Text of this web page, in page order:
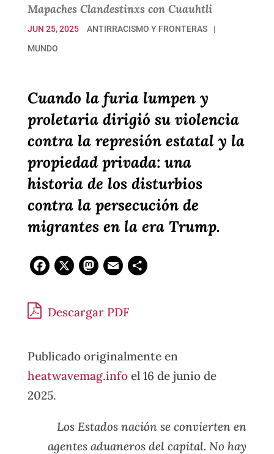
Mapaches Clandestinxs con Cuauhtli
JUN 25, 2025
ANTIRRACISMO Y FRONTERAS
MUNDO
Cuando la furia lumpen y
proletaria dirigió su violencia
contra la represión estatal y la
propiedad privada: una
historia de los disturbios
contra la persecución de
migrantes en la era Trump.
Facebook
X Mastodon
Email
Descargar PDF
Publicado originalmente en
heatwavemag.infoel 16 de junio de
2025.
Los Estados nación se convierten en
agentes aduaneros del capital. No hay